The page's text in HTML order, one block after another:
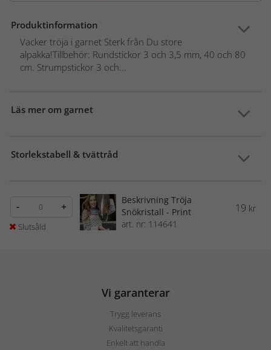
Produktinformation
Vacker tröja i garnet Sterk från Du store
alpakka!Tillbehör: Rundstickor 3 och 3,5 mm, 40 och 80
cm. Strumpstickor 3 och...
Läs mer om garnet
Storlekstabell & tvättråd
- +
Slutsåld
Beskrivning Tröja
Snökristall - Print
art. nr: 114641
19 kr
Vi garanterar
Trygg leverans
Kvalitetsgaranti
Enkelt att handla